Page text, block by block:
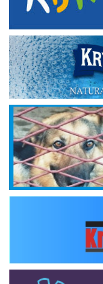
Kryniczanka
Adoptuj psa
krynica_tv